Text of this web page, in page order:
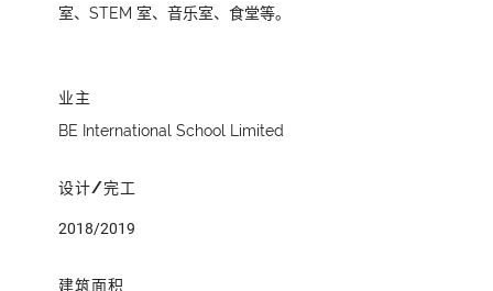
室、STEM 室、音乐室、食堂等。
业主
BE International School Limited
设计/完工
2018/2019
建筑面积